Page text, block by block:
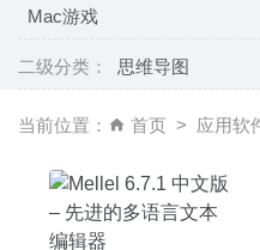
Mac游戏
二级分类： 思维导图
当前位置： 首页 应用软
04-19
Color Finale Pro 2.0.52 –
2020-10-09
iA Writer 5.5 中文版-界面
TextSoap 9.7.5 – 文本文
Adobe Indesign 2020